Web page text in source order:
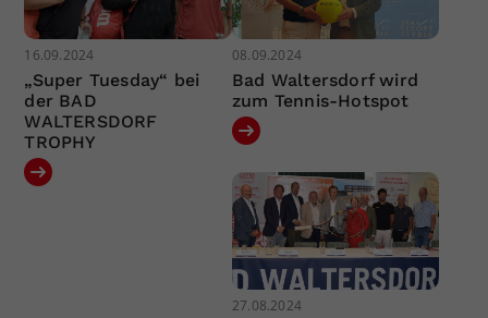
16.09.2024
„Super Tuesday“ bei
der BAD
WALTERSDORF
TROPHY
08.09.2024
Bad Waltersdorf wird
zum Tennis-Hotspot
27.08.2024